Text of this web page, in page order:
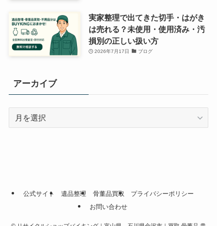
実家整理で出てきた切手・はがき
は売れる？未使用・使用済み・汚
損別の正しい扱い方
2026年7月17日 ブログ
アーカイブ
公式サイト 遺品整理 骨董品買取
プライバシーポリシー
お問い合わせ